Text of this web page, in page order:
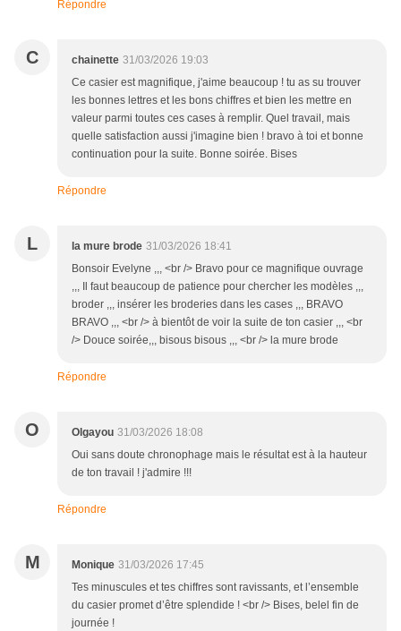
Répondre
C chainette 31/03/2026 19:03
Ce casier est magnifique, j'aime beaucoup ! tu as su trouver
les bonnes lettres et les bons chiffres et bien les mettre en
valeur parmi toutes ces cases à remplir. Quel travail, mais
quelle satisfaction aussi j'imagine bien ! bravo à toi et bonne
continuation pour la suite. Bonne soirée. Bises
Répondre
L la mure brode 31/03/2026 18:41
Bonsoir Evelyne ,,, <br /> Bravo pour ce magnifique ouvrage
,,, Il faut beaucoup de patience pour chercher les modèles ,,,
broder ,,, insérer les broderies dans les cases ,,, BRAVO
BRAVO ,,, <br /> à bientôt de voir la suite de ton casier ,,, <br
/> Douce soirée,,, bisous bisous ,,, <br /> la mure brode
Répondre
O Olgayou 31/03/2026 18:08
Oui sans doute chronophage mais le résultat est à la hauteur
de ton travail ! j'admire !!!
Répondre
M Monique 31/03/2026 17:45
Tes minuscules et tes chiffres sont ravissants, et l’ensemble
du casier promet d’être splendide ! <br /> Bises, belel fin de
journée !